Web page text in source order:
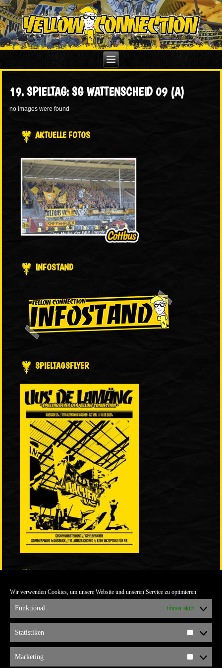
Wir verwenden Cookies, um unsere Website und unseren Service zu optimieren.
Funktional Immer aktiv
Statistiken
Marketing
19. SPIELTAG: SG WATTENSCHEID 09 (A)
no images were found
AKTUELLE FOTOS
INFOSTAND
SPIELTAGSFLYER
ULTRABLOG DER YELLOW CONNECTION
ALEMANNIA VERKAUFT MAN NICHT
ARCHIV
ARCHIV